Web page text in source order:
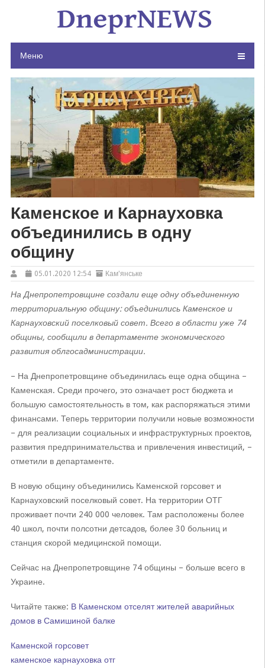
Меню
Каменское и Карнауховка
объединились в одну
общину
05.01.2020 12:54 Кам'янське
На Днепропетровщине создали еще одну объединенную
территориальную общину: объединились Каменское и
Карнауховский поселковый совет. Всего в области уже 74
общины, сообщили в департаменте экономического
развития облгосадминистрации.
– На Днепропетровщине объединилась еще одна община –
Каменская. Среди прочего, это означает рост бюджета и
большую самостоятельность в том, как распоряжаться этими
финансами. Теперь территории получили новые возможности
– для реализации социальных и инфраструктурных проектов,
развития предпринимательства и привлечения инвестиций, –
отметили в департаменте.
В новую общину объединились Каменской горсовет и
Карнауховский поселковый совет. На территории ОТГ
проживает почти 240 000 человек. Там расположены более
40 школ, почти полсотни детсадов, более 30 больниц и
станция скорой медицинской помощи.
Сейчас на Днепропетровщине 74 общины – больше всего в
Украине.
Читайте также: В Каменском отселят жителей аварийных
домов в Самишиной балке
Каменской горсовет
каменское карнауховка отг